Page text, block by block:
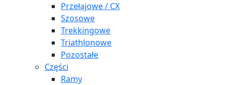
Przełajowe / CX
Szosowe
Trekkingowe
Triathlonowe
Pozostałe
Części
Ramy